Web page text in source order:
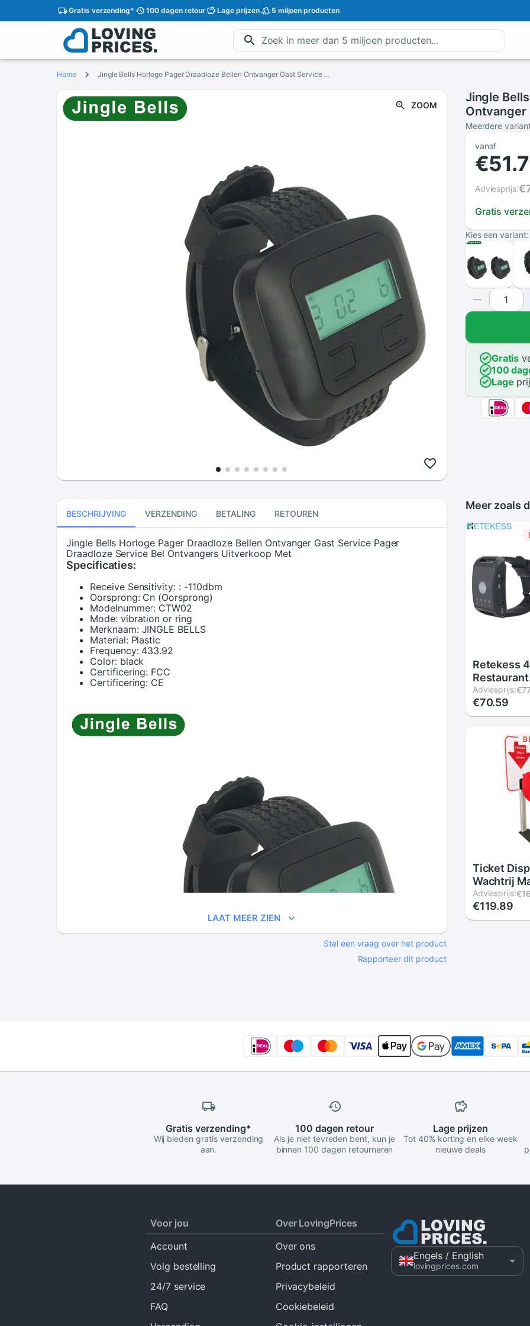
Gratisverzending* 100 dagenretour Lage prijzen 5 miljoen producten
Home Jingle Bells Horloge Pager Draadloze Bellen Ontvanger Gast Service Pager Draadloze Service Bel Ontvangers Uitverkoop Met
ZOOM
Jingle
Ontvanger
Service
Meerdere
vanaf
Gratis
Adviesprijs:
Kies een variant:
Gratis
100
Lage
BESCHRIJVING VERZENDING BETALING RETOUREN
Jingle Bells Horloge Pager Draadloze Bellen Ontvanger Gast Service Pager
Draadloze Service Bel Ontvangers Uitverkoop Met
Specificaties:
Receive Sensitivity: : -110dbm
Oorsprong: Cn (Oorsprong)
Modelnummer: CTW02
Mode: vibration or ring
Merknaam: JINGLE BELLS
Material: Plastic
Frequency: 433.92
Color: black
Certificering: FCC
Certificering: CE
LAAT MEER ZIEN
Stel een vraag over het product
Rapporteer dit product
Meer zoals
Retekess
Restaurant
Horloge
Knoppen
Kantoor
Adviesprijs:
€70.59
Ticket
Wachtrij
Systeem
Manual
Adviesprijs:
€119.89
Gratis verzending*
Wij bieden gratis verzending
aan.
100 dagen retour
Als je niet tevreden bent, kun je
binnen 100 dagen retourneren
Lage prijzen
Tot 40% korting en elke week
nieuwe deals
Voor jou
Account
Volg bestelling
24/7 service
FAQ
Over LovingPrices
Over ons
Product rapporteren
Privacybeleid
Cookiebeleid
Engels / English
lovingprices.com